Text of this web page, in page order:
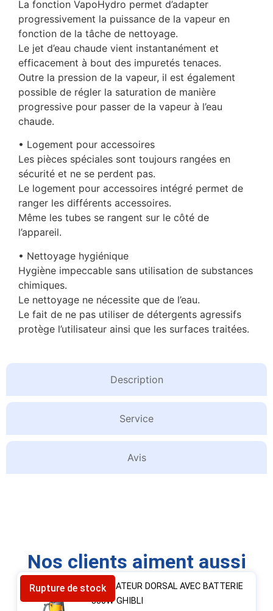
Description
Service
Avis
La fonction VapoHydro permet d’adapter
progressivement la puissance de la vapeur en
fonction de la tâche de nettoyage.
Le jet d’eau chaude vient instantanément et
efficacement à bout des impuretés tenaces.
Outre la pression de la vapeur, il est également
possible de régler la saturation de manière
progressive pour passer de la vapeur à l’eau
chaude.
• Logement pour accessoires
Les pièces spéciales sont toujours rangées en
sécurité et ne se perdent pas.
Le logement pour accessoires intégré permet de
ranger les différents accessoires.
Même les tubes se rangent sur le côté de
l’appareil.
• Nettoyage hygiénique
Hygiène impeccable sans utilisation de substances
chimiques.
Le nettoyage ne nécessite que de l’eau.
Le fait de ne pas utiliser de détergents agressifs
protège l’utilisateur ainsi que les surfaces traitées.
Nos clients aiment aussi
Rupture de stockASPIRATEUR DORSAL AVEC BATTERIE
330W GHIBLI